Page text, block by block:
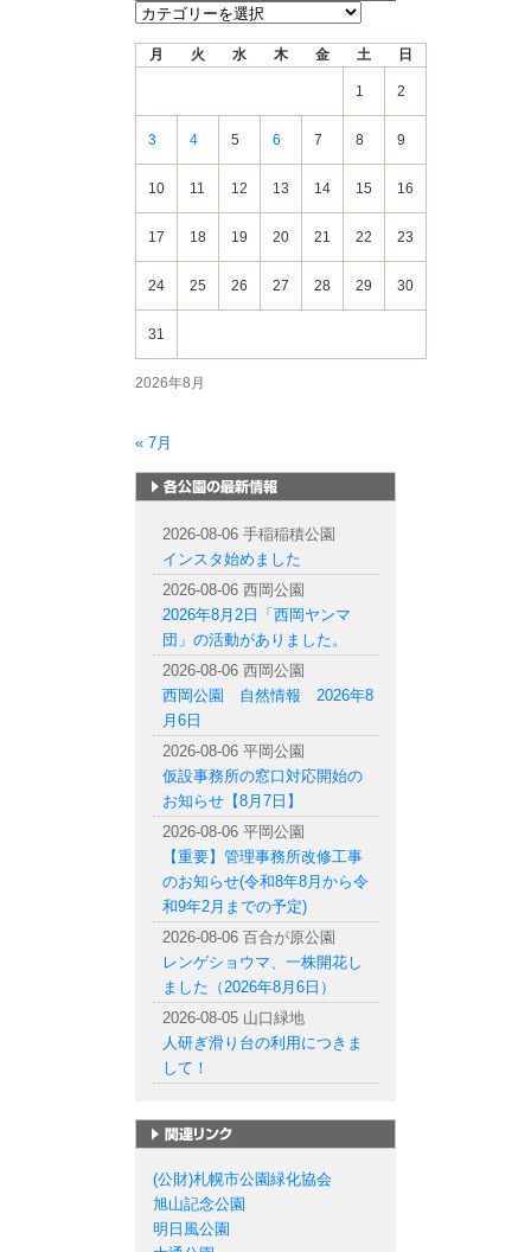
新
2026年8月
月 火 水 木 金 土 日
1 2
3 4 5 6 7 8 9
10 11 12 13 14 15 16
17 18 19 20 21 22 23
24 25 26 27 28 29 30
31
« 7月
2026-08-06 手稲稲積公園
インスタ始めました
2026-08-06 西岡公園
2026年8月2日「西岡ヤンマ
団」の活動がありました。
2026-08-06 西岡公園
西岡公園 自然情報 2026年8
月6日
2026-08-06 平岡公園
仮設事務所の窓口対応開始の
お知らせ【8月7日】
2026-08-06 平岡公園
【重要】管理事務所改修工事
のお知らせ(令和8年8月から令
和9年2月までの予定)
2026-08-06 百合が原公園
レンゲショウマ、一株開花し
ました（2026年8月6日）
2026-08-05 山口緑地
人研ぎ滑り台の利用につきま
して！
(公財)札幌市公園緑化協会
旭山記念公園
明日風公園